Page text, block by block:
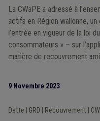
La CWaPE a adressé à
actifs en Région wallonne,
l’entrée en vigueur de la loi
consommateurs » – sur
matière de recouvrement
9 Novembre 2023
Dette GRD Recouvrement|